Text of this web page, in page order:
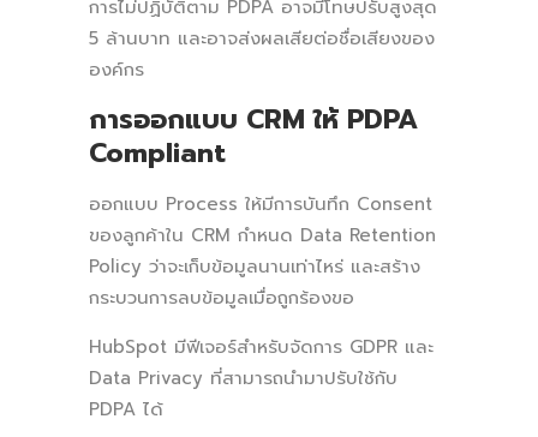
การไม่ปฏิบัติตาม PDPA อาจมีโทษปรับสูงสุด
5 ล้านบาท และอาจส่งผลเสียต่อชื่อเสียงของ
องค์กร
การออกแบบ CRM ให้ PDPA
Compliant
ออกแบบ Process ให้มีการบันทึก Consent
ของลูกค้าใน CRM กำหนด Data Retention
Policy ว่าจะเก็บข้อมูลนานเท่าไหร่ และสร้าง
กระบวนการลบข้อมูลเมื่อถูกร้องขอ
HubSpot มีฟีเจอร์สำหรับจัดการ GDPR และ
Data Privacy ที่สามารถนำมาปรับใช้กับ
PDPA ได้